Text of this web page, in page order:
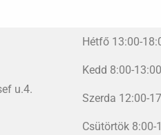
u.4.
Hétfő 13:00-
Kedd 8:00-13:00
Szerda 12:00-
Csütörtök 8:00-